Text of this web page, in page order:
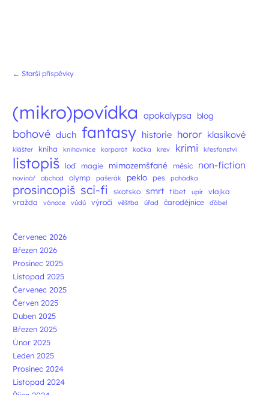
← Starší příspěvky
(mikro)povídka apokalypsa blog
bohové duch fantasy historie horor klasikové
klášter kniha knihovnice korporát kočka krev krimi křesťanství
listopiš loď magie mimozemšťané měsíc non-fiction
novinář obchod olymp pašerák peklo pes pohádka
prosincopiš sci-fi skotsko smrt tibet upír
vlajka
vražda
vánoce vúdú výročí věštba úřad čarodějnice ďábel
Červenec 2026
Březen 2026
Prosinec 2025
Listopad 2025
Červenec 2025
Červen 2025
Duben 2025
Březen 2025
Únor 2025
Leden 2025
Prosinec 2024
Listopad 2024